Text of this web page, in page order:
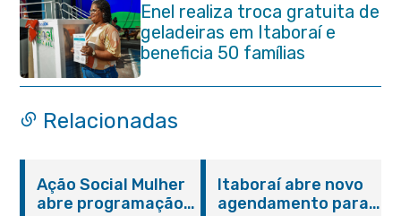
Enel realiza troca gratuita de
geladeiras em Itaboraí e
beneficia 50 famílias
Relacionadas
Ação Social Mulher
abre programação
Itaboraí abre novo
agendamento para